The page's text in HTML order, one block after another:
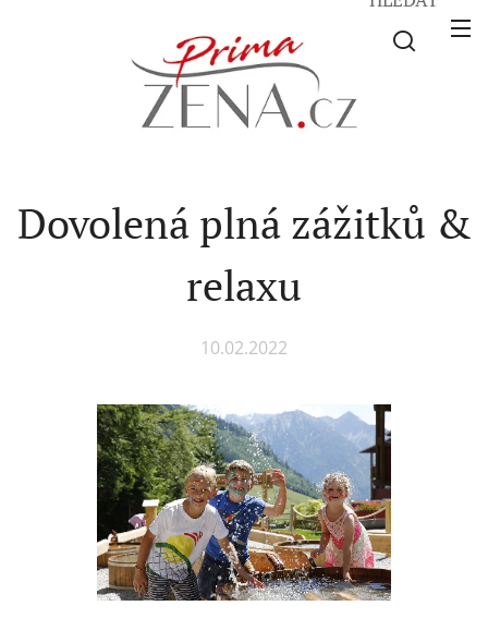
Dovolená plná zážitků &
relaxu
10.02.2022